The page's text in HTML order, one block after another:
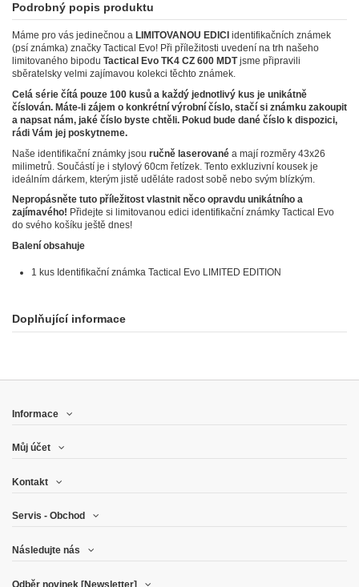
Podrobný popis produktu
Máme pro vás jedinečnou a LIMITOVANOU EDICI identifikačních známek
(psí známka) značky Tactical Evo! Při příležitosti uvedení na trh našeho
limitovaného bipodu Tactical Evo TK4 CZ 600 MDTjsme připravili
sběratelsky velmi zajímavou kolekci těchto známek.
Celá série čítá pouze 100 kusů a každý jednotlivý kus je unikátně
číslován. Máte-li zájem o konkrétní výrobní číslo, stačí si známku zakoupit
a napsat nám, jaké číslo byste chtěli. Pokud bude dané číslo k dispozici,
rádi Vám jej poskytneme.
Naše identifikační známky jsou ručně laserované a mají rozměry 43x26
milimetrů. Součástí je i stylový 60cm řetízek. Tento exkluzivní kousek je
ideálním dárkem, kterým jistě uděláte radost sobě nebo svým blízkým.
Nepropásněte tuto příležitost vlastnit něco opravdu unikátního a
zajímavého! Přidejte si limitovanou edici identifikační známky Tactical Evo
do svého košíku ještě dnes!
Balení obsahuje
1 kus Identifikační známka Tactical Evo LIMITED EDITION
Doplňující informace
Informace
Můj účet
Kontakt
Servis - Obchod
Následujte nás
Odběr novinek [Newsletter]